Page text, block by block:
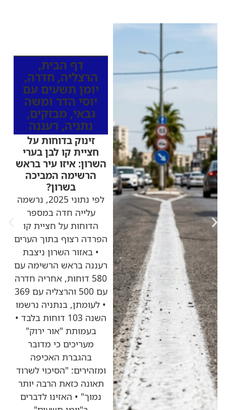
דף הבית,
הרצליה, חדרה,
יומן תשעים עם
יוסי הדר ומשה
גבאי, מבזקים,
נתניה, רעננה
זינוק בדוחות על
חציית קו לבן בערי
השרון: איזו עיר בראש
הרשימה המביכה
בשרון?
לפי נתוני 2025, נרשמה
עלייה חדה במספר
הדוחות על חציית קו
הפרדה רצוף בתוך הערים
• באזור השרון ניצבת
רעננה בראש הרשימה עם
580 דוחות, אחריה חדרה
עם 500 והרצליה עם 369
• לעומתן, בנתניה נרשמו
השנה 103 דוחות בלבד •
בעמותת "אור ירוק"
מעריכים כי מדובר
בהגברת האכיפה
ומזהירים: "הסיכוי לשרוד
תאונה כזאת הרבה יותר
נמוך" • האזינו לדברים